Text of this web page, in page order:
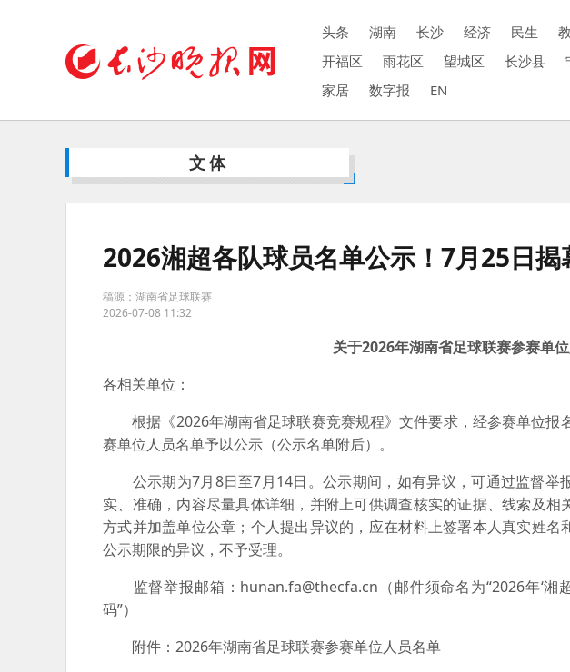
头条 湖南 长沙 经济 民生
开福区
雨花区 望城区 长沙县
家居
数字报 EN
文体
2026湘超各队球员名单公示！7月25日揭
稿源：湖南省足球联赛
2026-07-08 11:32
关于2026年湖南省足球联赛参赛单
各相关单位：
根据《2026年湖南省足球联赛竞赛规程》文件要求，经参赛单位报
赛单位人员名单予以公示（公示名单附后）。
公示期为7月8日至7月14日。公示期间，如有异议，可通过监督举
实、准确，内容尽量具体详细，并附上可供调查核实的证据、线索及
方式并加盖单位公章；个人提出异议的，应在材料上签署本人真实姓
公示期限的异议，不予受理。
监督举报邮箱：hunan.fa@thecfa.cn（邮件须命名为“2026年‘湘
码”）
附件：2026年湖南省足球联赛参赛单位人员名单